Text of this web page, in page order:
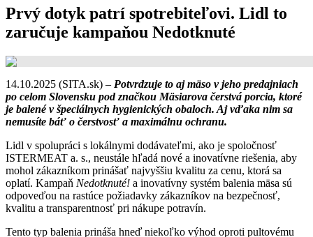
Prvý dotyk patrí spotrebiteľovi. Lidl to
zaručuje kampaňou Nedotknuté
14.10.2025 (SITA.sk) – Potvrdzuje to aj mäso v jeho predajniach
po celom Slovensku pod značkou Mäsiarova čerstvá porcia, ktoré
je balené v špeciálnych hygienických obaloch. Aj vďaka nim sa
nemusíte báť o čerstvosť a maximálnu ochranu.
Lidl v spolupráci s lokálnymi dodávateľmi, ako je spoločnosť
ISTERMEAT a. s., neustále hľadá nové a inovatívne riešenia, aby
mohol zákazníkom prinášať najvyššiu kvalitu za cenu, ktorá sa
oplatí. Kampaň Nedotknuté! a inovatívny systém balenia mäsa sú
odpoveďou na rastúce požiadavky zákazníkov na bezpečnosť,
kvalitu a transparentnosť pri nákupe potravín.
Tento typ balenia prináša hneď niekoľko výhod oproti pultovému